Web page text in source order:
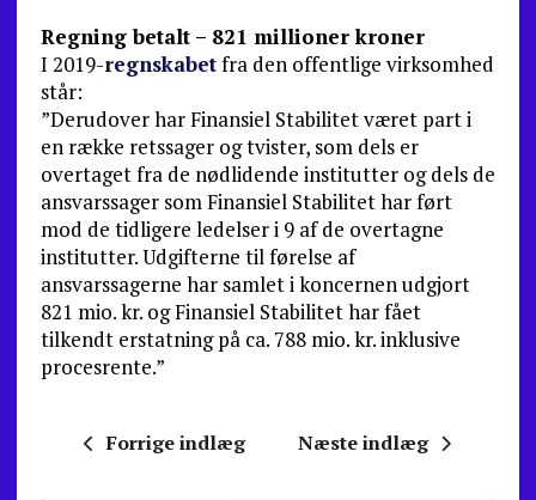
Regning betalt – 821 millioner kroner
I 2019-regnskabetfra den offentlige virksomhed
står:
”Derudover har Finansiel Stabilitet været part i
en række retssager og tvister, som dels er
overtaget fra de nødlidende institutter og dels de
ansvarssager som Finansiel Stabilitet har ført
mod de tidligere ledelser i 9 af de overtagne
institutter. Udgifterne til førelse af
ansvarssagerne har samlet i koncernen udgjort
821 mio. kr. og Finansiel Stabilitet har fået
tilkendt erstatning på ca. 788 mio. kr. inklusive
procesrente.”
Forrige indlæg Næste indlæg